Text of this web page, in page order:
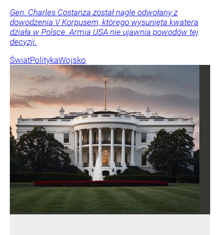
Gen. Charles Costanza został nagle odwołany z
dowodzenia V Korpusem, którego wysunięta kwatera
działa w Polsce. Armia USA nie ujawnia powodów tej
decyzji.
ŚwiatPolitykaWojsko